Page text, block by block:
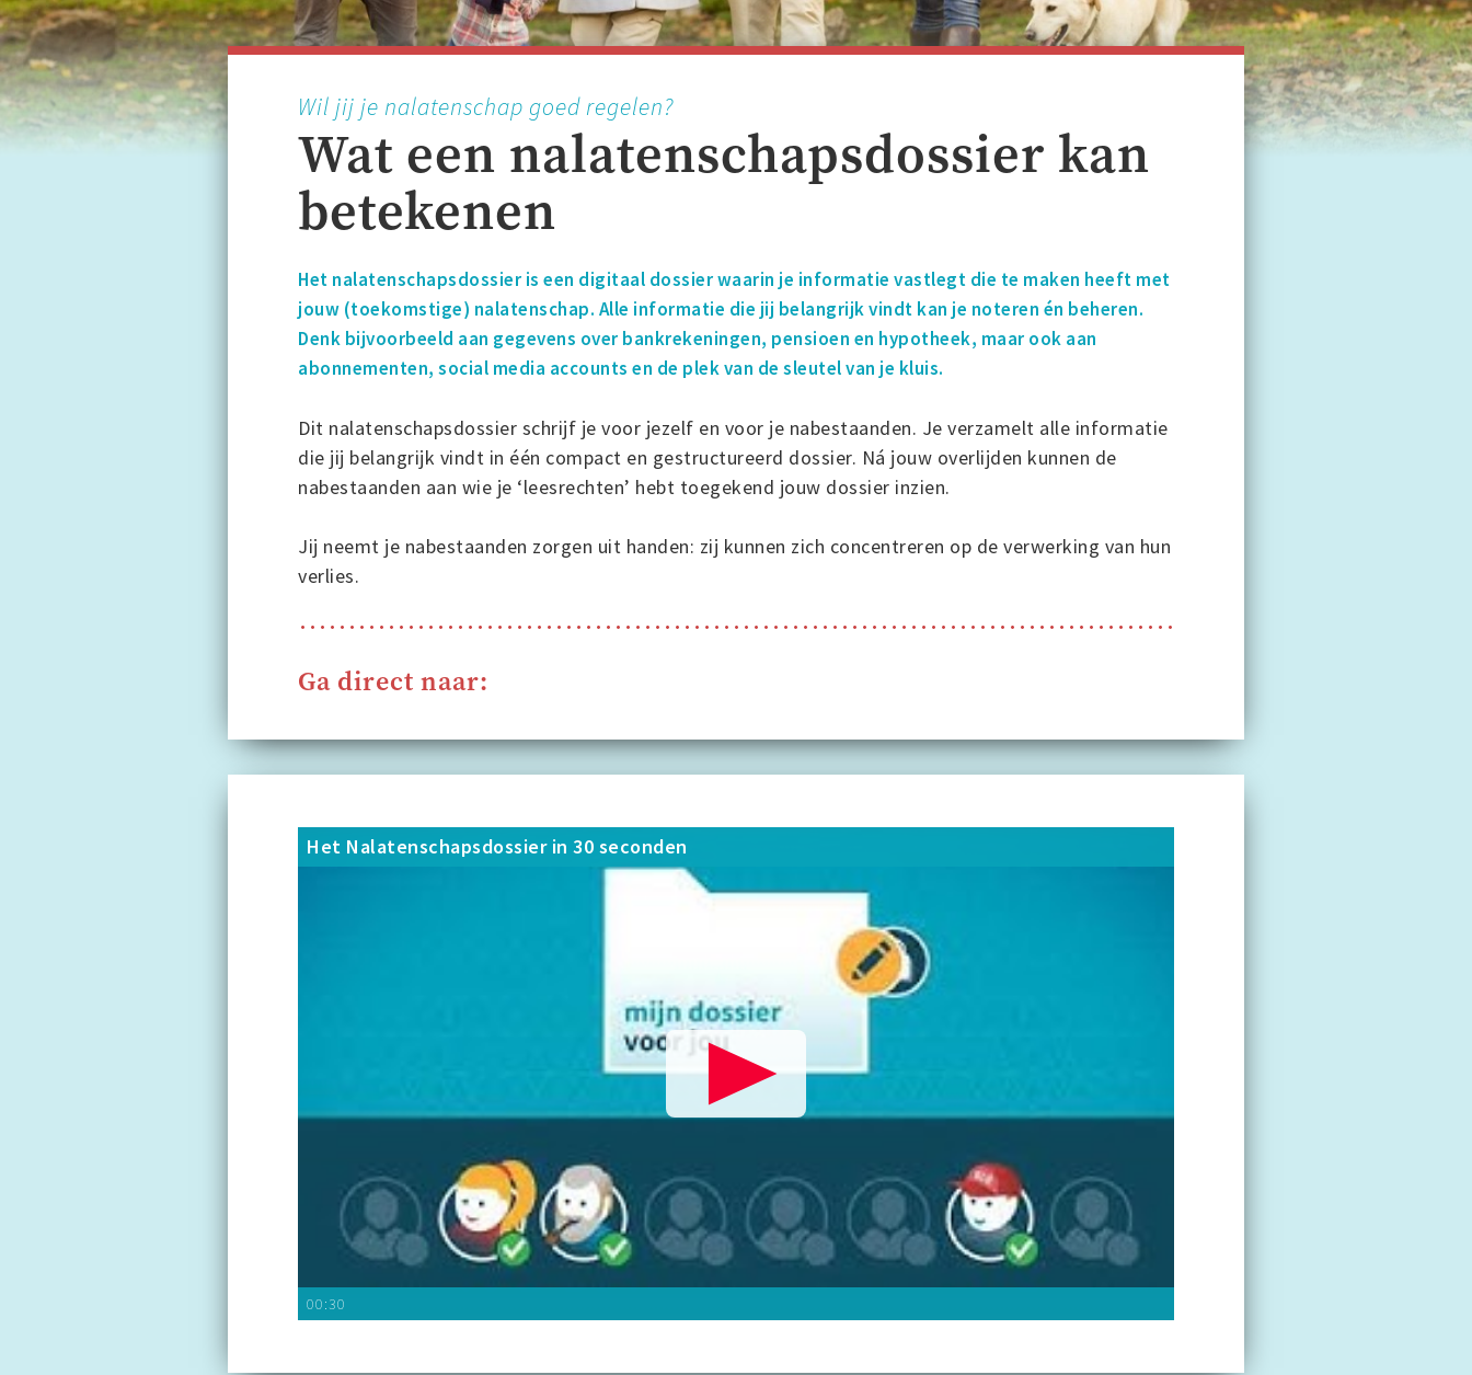
Wil jij je nalatenschap goed regelen?
Wat een nalatenschapsdossier kan
betekenen
Het nalatenschapsdossier is een digitaal dossier waarin je informatie vastlegt die te maken heeft met
jouw (toekomstige) nalatenschap. Alle informatie die jij belangrijk vindt kan je noteren én beheren.
Denk bijvoorbeeld aan gegevens over bankrekeningen, pensioen en hypotheek, maar ook aan
abonnementen, social media accounts en de plek van de sleutel van je kluis.
Dit nalatenschapsdossier schrijf je voor jezelf en voor je nabestaanden. Je verzamelt alle informatie
die jij belangrijk vindt in één compact en gestructureerd dossier. Ná jouw overlijden kunnen de
nabestaanden aan wie je ‘leesrechten’ hebt toegekend jouw dossier inzien.
Jij neemt je nabestaanden zorgen uit handen: zij kunnen zich concentreren op de verwerking van hun
verlies.
Ga direct naar:
Het Nalatenschapsdossier in 30 seconden
00:30